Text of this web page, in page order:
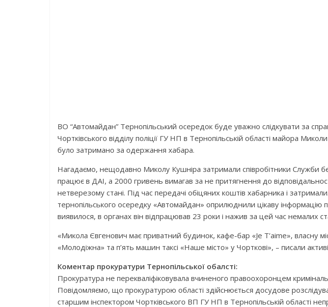
ВО “Автомайдан” Тернопільський осередок буде уважно слідкувати за
Чортківського відділу поліції ГУ НП в Тернопільській області майора
було затримано за одержання хабара.
Нагадаємо, нещодавно Миколу Кушніра затримали співробітники Служби
працює в ДАІ, а 2000 гривень вимагав за не притягнення до
нетверезому стані. Під час передачі обіцяних коштів хабарника і
тернопільського осередку «Автомайдан» оприлюднили цікаву інформацію
виявилося, в органах він відпрацював 23 роки і нажив за цей час немалих
«Микола Євгенович має приватний будинок, кафе-бар «Je T’aime», власну
«Молодіжна» та п’ять машин таксі «Наше місто» у Чорткові», – писали
Коментар прокуратури Тернопільської обалсті:
Прокуратура не перекваліфіковувала вчиненого правоохоронцем
Повідомляємо, що прокуратурою області здійснюється досудове
старшим інспектором Чортківського ВП ГУ НП в Тернопільській області